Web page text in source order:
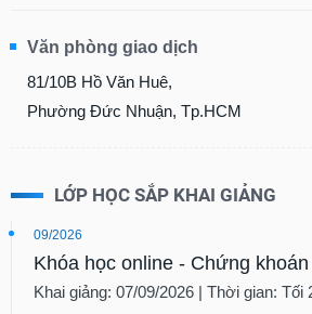
Văn phòng giao dịch
81/10B Hồ Văn Huê,
Phường Đức Nhuận, Tp.HCM
LỚP HỌC SẮP KHAI GIẢNG
09/2026
Khóa học online - Chứng
Khai giảng: 07/09/2026 | Thời gian: Tối